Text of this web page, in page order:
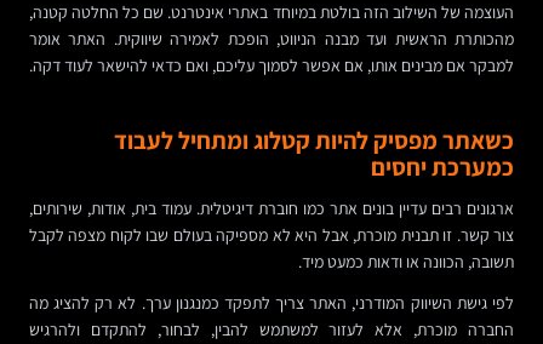
העוצמה של השילוב הזה בולטת במיוחד באתרי אינטרנט. שם כל החלטה קטנה,
מהכותרת הראשית ועד מבנה הניווט, הופכת לאמירה שיווקית. האתר אומר
למבקר אם מבינים אותו, אם אפשר לסמוך עליכם, ואם כדאי להישאר לעוד דקה.
כשאתר מפסיק להיות קטלוג ומתחיל לעבוד
כמערכת יחסים
ארגונים רבים עדיין בונים אתר כמו חוברת דיגיטלית. עמוד בית, אודות, שירותים,
צור קשר. זו תבנית מוכרת, אבל היא לא מספיקה בעולם שבו לקוח מצפה לקבל
תשובה, הכוונה או ודאות כמעט מיד.
לפי גישת השיווק המודרני, האתר צריך לתפקד כמנגנון ערך. לא רק להציג מה
החברה מוכרת, אלא לעזור למשתמש להבין, לבחור, להתקדם ולהרגיש